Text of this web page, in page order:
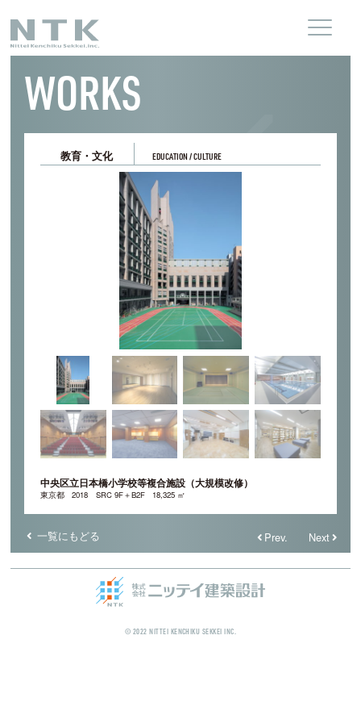
WORKS
教育・文化 EDUCATION / CULTURE
中央区立日本橋小学校等複合施設（大規模改修）
東京都 2018 SRC 9F＋B2F 18,325 ㎡
一覧にもどる Prev. Next
© 2022 NITTEI KENCHIKU SEKKEI INC.